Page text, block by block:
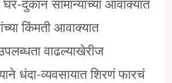
दुकानं सामान्यांच्या आवाक्यात
किंमती आवाक्यात
वाढल्याखेरीज
धंदा-व्यवसायात शिरणं फारचं